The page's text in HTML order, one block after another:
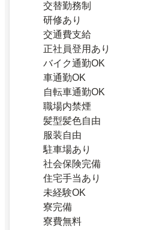
交替勤務制
研修あり
交通費支給
正社員登用あり
バイク通勤OK
車通勤OK
自転車通勤OK
職場内禁煙
髪型髪色自由
服装自由
駐車場あり
社会保険完備
住宅手当あり
未経験OK
寮完備
寮費無料